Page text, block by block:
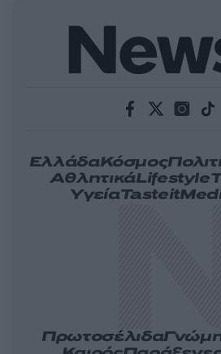
ΕλλάδαΚόσμος
ΑθλητικάLifestyle
ΥγείαTasteit
Πρωτοσέλιδα